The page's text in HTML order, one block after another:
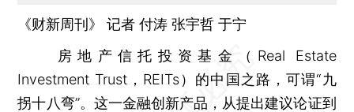
《财新周刊》 记者 付涛张宇哲 于宁
房地产信托投资基金（Real Estate
Investment Trust，REITs）的中国之路，可谓“九
拐十八弯”。这一金融创新产品，从提出建议论证到